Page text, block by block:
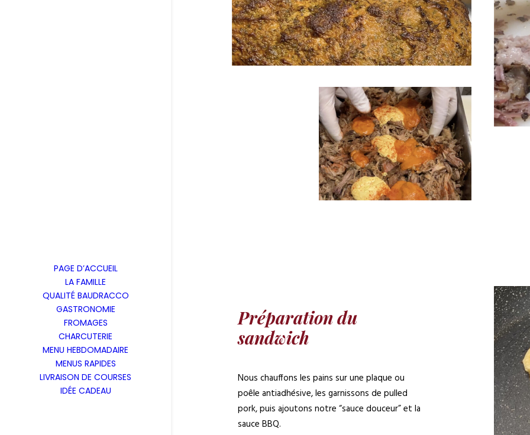
PAGE D’ACCUEIL
LA FAMILLE
QUALITÉ BAUDRACCO
GASTRONOMIE
FROMAGES
CHARCUTERIE
MENU HEBDOMADAIRE
MENUS RAPIDES
LIVRAISON DE COURSES
IDÉE CADEAU
Préparation du
sandwich
Nous chauffons les pains sur une plaque ou
poêle antiadhésive, les garnissons de pulled
pork, puis ajoutons notre “sauce douceur” et la
sauce BBQ.